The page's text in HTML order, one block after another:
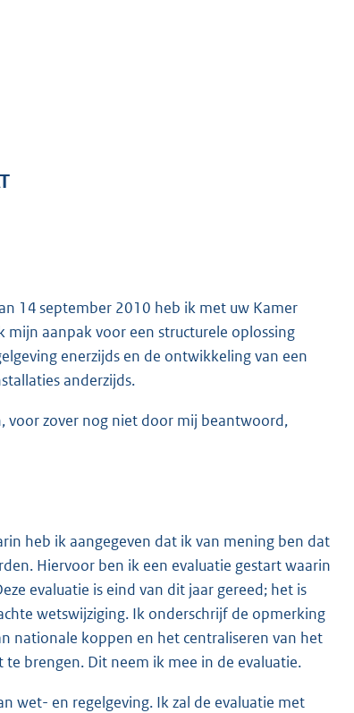
14 september 2010 heb ik met uw Kamer
mijn aanpak voor een structurele oplossing
enerzijds en de ontwikkeling van een
anderzijds.
voor zover nog niet door mij beantwoord,
heb ik aangegeven dat ik van mening ben dat
Hiervoor ben ik een evaluatie gestart waarin
evaluatie is eind van dit jaar gereed; het is
wetswijziging. Ik onderschrijf de opmerking
nationale koppen en het centraliseren van het
brengen. Dit neem ik mee in de evaluatie.
wet- en regelgeving. Ik zal de evaluatie met